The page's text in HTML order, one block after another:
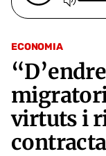
ECONOMIA
virtuts i